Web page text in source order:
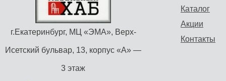
Каталог
Акции
Контакты
г.Екатеринбург, МЦ «ЭМА», Верх-
Исетский бульвар, 13, корпус «А» —
3 этаж